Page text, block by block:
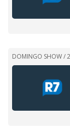
DOMINGO SHOW /